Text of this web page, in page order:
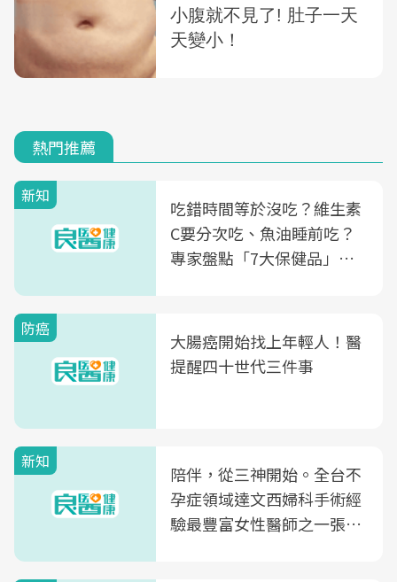
熱門推薦
新知
吃錯時間等於沒吃？維生素
C要分次吃、魚油睡前吃？
專家盤點「7大保健品」的
防癌
大腸癌開始找上年輕人！醫
提醒四十世代三件事
新知
陪伴，從三神開始。全台不
孕症領域達文西婦科手術經
驗最豐富女性醫師之一張永